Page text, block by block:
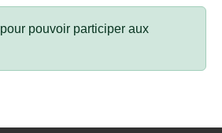
pour pouvoir participer aux